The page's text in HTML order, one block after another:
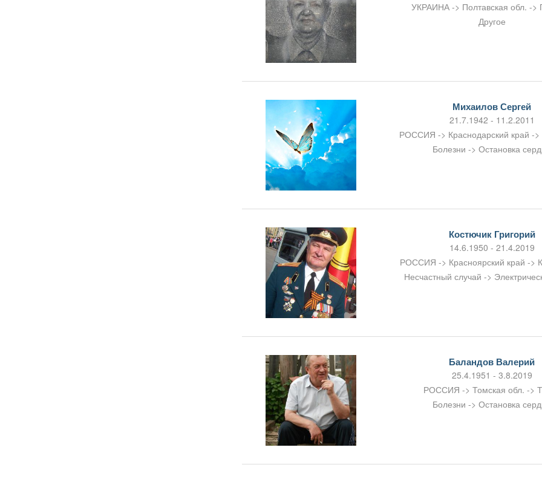
УКРАИНА -> Полтавская обл. ->
Другое
Михаилов Сергей
21.7.1942 - 11.2.2011
РОССИЯ -> Краснодарский край ->
Болезни -> Остановка
Костючик Григорий
14.6.1950 - 21.4.2019
РОССИЯ -> Красноярский край ->
Несчастный случай ->
Баландов Валерий
25.4.1951 - 3.8.2019
РОССИЯ -> Томская обл. ->
Болезни -> Остановка